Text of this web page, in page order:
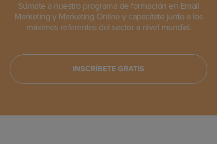
Súmate a nuestro programa de formación en Email
Marketing y Marketing Online y capacítate junto a los
máximos referentes del sector a nivel mundial.
INSCRÍBETE GRATIS